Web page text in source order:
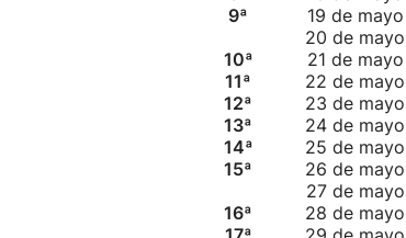
9ª
19 de mayo
20 de mayo
10ª
21 de mayo
11ª
22 de mayo
12ª
23 de mayo
13ª
24 de mayo
14ª
25 de mayo
15ª
26 de mayo
27 de mayo
16ª
28 de mayo